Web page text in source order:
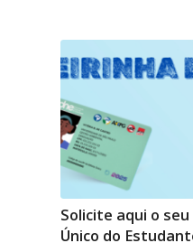
Solicite aqui o
Único do